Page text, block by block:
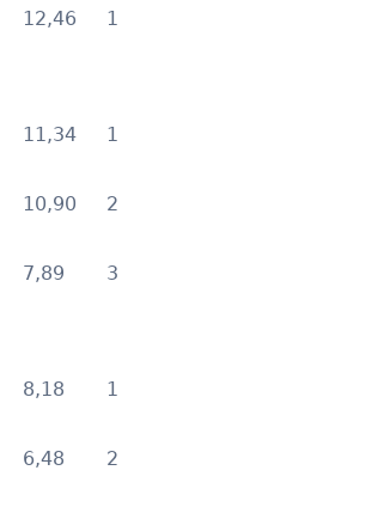
12,46 1
11,34 1
10,90 2
7,89 3
8,18 1
6,48 2